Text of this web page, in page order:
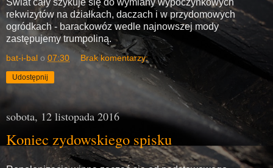
rekwizytów na działkach, daczach i w przydomowych
ogródkach - barackowóz wedle najnowszej mody
zastępujemy trumpoliną.
bat-i-bal o 07:30 Brak komentarzy:
Udostępnij
sobota, 12 listopada 2016
Koniec zydowskiego spisku